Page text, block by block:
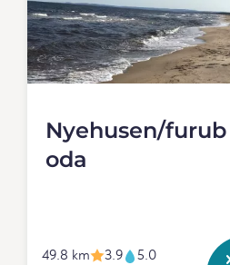
Nyehusen/furub
oda
49.8 km 3.9 5.0